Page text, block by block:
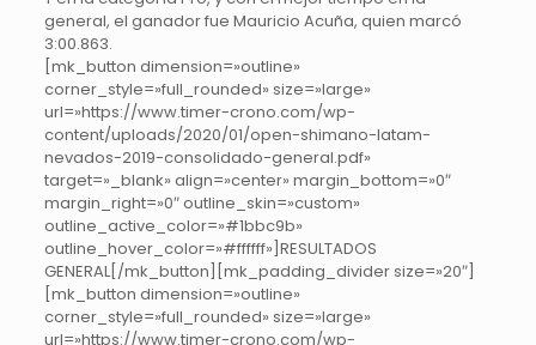
general, el ganador fue Mauricio Acuña, quien marcó
3:00.863.
[mk_button dimension=»outline»
corner_style=»full_rounded» size=»large»
url=»https://www.timer-crono.com/wp-
content/uploads/2020/01/open-shimano-latam-
nevados-2019-consolidado-general.pdf»
target=»_blank» align=»center» margin_bottom=»0″
margin_right=»0″ outline_skin=»custom»
outline_active_color=»#1bbc9b»
outline_hover_color=»#ffffff»]RESULTADOS
GENERAL[/mk_button][mk_padding_divider size=»20″]
[mk_button dimension=»outline»
corner_style=»full_rounded» size=»large»
url=»https://www.timer-crono.com/wp-